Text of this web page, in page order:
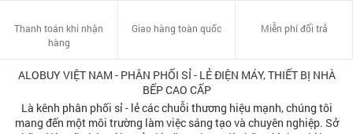
Thanh toán khi nhận
hàng
Giao hàng toàn quốc Miễn phí đổi trả
ALOBUY VIỆT NAM - PHÂN PHỐI SỈ - LẺ ĐIỆN MÁY, THIẾT BỊ NHÀ
BẾP CAO CẤP
Là kênh phân phối sỉ - lẻ các chuỗi thương hiệu mạnh, chúng tôi
mang đến một môi trường làm việc sáng tạo và chuyên nghiệp. Sở